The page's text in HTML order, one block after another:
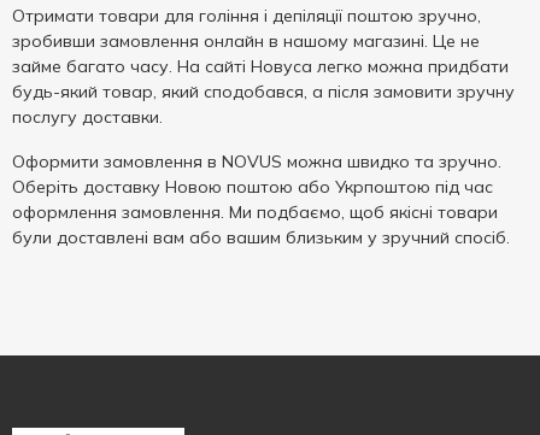
Отримати товари для гоління і депіляції поштою зручно,
зробивши замовлення онлайн в нашому магазині. Це не
займе багато часу. На сайті Новуса легко можна придбати
будь-який товар, який сподобався, а після замовити зручну
послугу доставки.
Оформити замовлення в NOVUS можна швидко та зручно.
Оберіть доставку Новою поштою або Укрпоштою під час
оформлення замовлення. Ми подбаємо, щоб якісні товари
були доставлені вам або вашим близьким у зручний спосіб.